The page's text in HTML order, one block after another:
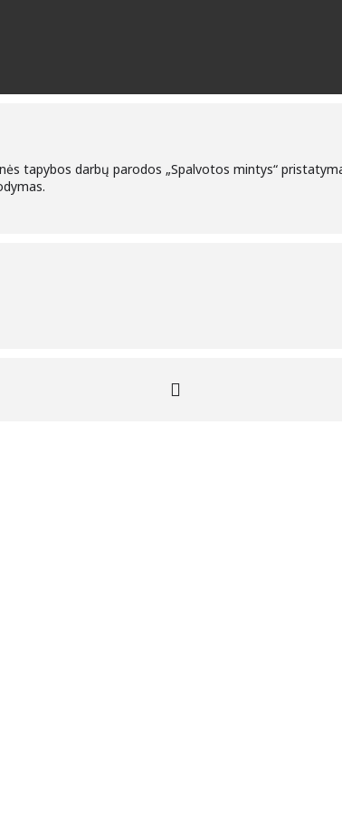
tapybos darbų parodos „Spalvotos mintys“